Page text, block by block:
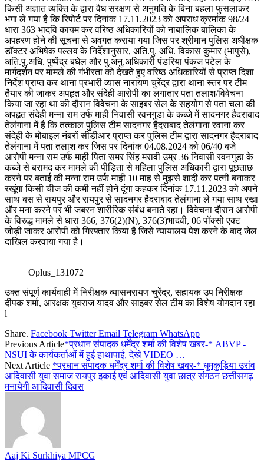
किसी अज्ञात व्यक्ति के द्वारा वैध सरक्षण से अनुमति के बिना बहला फुसलाकर
भगा ले गया है कि रिपोर्ट पर दिनांक 17.11.2023 को अपराध क्रमांक 98/24
धारा 363 भादवि कायम कर वरिष्ठ अधिकारियों को नाबालिक बालिका के
अपहरण होने की सूचना से अवगत कराया गया जिस पर श्रीमान पुलिस अधीक्षक
डॉक्टर अभिषेक पल्लव के निर्देशानुसार, अति.पु. अधि. विकास कुमार (भापुसे),
अति.पु.अधि. पुष्पेंद्र बघेल और पु.अनु.अधिकारी पंडरिया पंकज पटेल के
मार्गदर्शन पर मामले की गंभीरता को देखते हुए वरिष्ठ अधिकारियों से प्राप्त दिशा
निर्देश प्राप्त कर थाना प्रभारी व्यास नारायण चुरेंद्र द्वारा थाना स्तर पर टीम
तैयार की जाकर अपहृत और संदेही आरोपी का लगातार पता तलाश/विवेचना
किया जा रहा था की दौरान विवेचना के साइबर सेल के सहयोग से पता चला की
अपहृत संदेही मन्ना राम उर्फ माही निवासी रवनगुडा के कब्जे में सादनगर हैदराबाद
तेलंगाना में है कि तत्काल पुलिस टीम सादनगर हैदराबाद तेलंगाना रवाना कर
संदेही के मोबाइल नंबरों सीडीआर प्राप्त कर पुलिस टीम द्वारा सादनगर हैदराबाद
तेलंगाना में पता तलाश कर जिस पर दिनांक 04.08.2024 को 06/40 बजे
आरोपी मन्ना राम उर्फ माही पिता समर सिंह मरावी उम्र 36 निवासी रवनगुडा के
कब्जे से बरामद कर मामले की पीड़िता से महिला पुलिस अधिकारी द्वारा पूछताछ
करने पर बताई की मन्ना राम उर्फ माही 10 माह से मुझसे शादी कर पत्नी बनाकर
रखूंगा किसी चीज की कमी नहीं होने दूंगा कहकर दिनांक 17.11.2023 को अपने
साथ बस से रायपुर और रायपुर से सादनगर हैदराबाद तेलंगाना ले गया साथ रखा
और मना करने पर भी जबरन शारीरिक संबंध बनाते रहा। विवेचना दौरान आरोपी
के विरुद्ध मामले से धारा 366, 376(2)(N), 376(3)भादवी, 06 पॉक्सो एक्ट
जोड़ी जाकर आरोपी को गिरफ्तार किया है जिसे न्यायालय पेश करने के बाद जेल
दाखिल करवाया गया है।
Oplus_131072
उक्त संपूर्ण कार्यवाही में निरीक्षक व्यासनरायण चुरेंद्र, सहायक उप निरीक्षक
दीपक शर्मा, आरक्षक युवराज यादव और साइबर सेल टीम का विशेष योगदान रहा
l
Share. Facebook Twitter Email Telegram WhatsApp
Previous Article*प्रधान संपादक धर्मेंद्र शर्मा की विशेष खबर-* ABVP -
NSUI के कार्यकर्ताओं में हुई हाथापाई, देखे VIDEO …
Next Article *प्रधान संपादक धर्मेंद्र शर्मा की विशेष खबर-* धुमकुड़िया उरांव
आदिवासी युवा समाज रायपुर इकाई एवं आदिवासी युवा छात्र संगठन छत्तीसगढ़
मनायेगी आदिवासी दिवस
Aaj Ki Surkhiya MPCG